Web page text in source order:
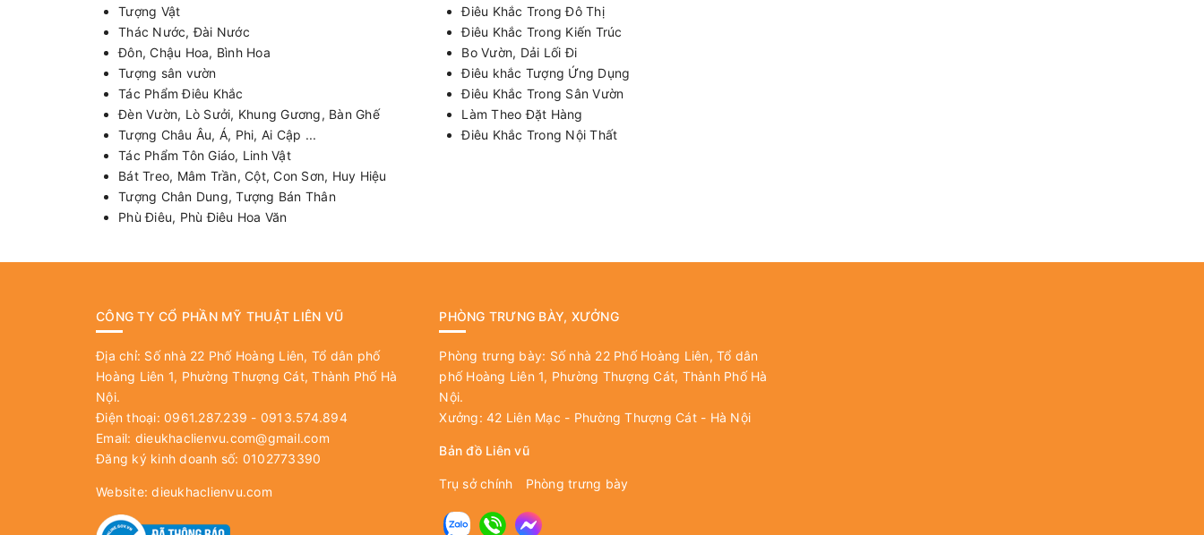
Tượng Vật
Thác Nước, Đài Nước
Đôn, Chậu Hoa, Bình Hoa
Tượng sân vườn
Tác Phẩm Điêu Khắc
Đèn Vườn, Lò Sưởi, Khung Gương, Bàn Ghế
Tượng Châu Âu, Á, Phi, Ai Cập ...
Tác Phẩm Tôn Giáo, Linh Vật
Bát Treo, Mâm Trần, Cột, Con Sơn, Huy Hiệu
Tượng Chân Dung, Tượng Bán Thân
Phù Điêu, Phù Điêu Hoa Văn
Điêu Khắc Trong Đô Thị
Điêu Khắc Trong Kiến Trúc
Bo Vườn, Dải Lối Đi
Điêu khắc Tượng Ứng Dụng
Điêu Khắc Trong Sân Vườn
Làm Theo Đặt Hàng
Điêu Khắc Trong Nội Thất
CÔNG TY CỔ PHẦN MỸ THUẬT LIÊN VŨ
Địa chỉ: Số nhà 22 Phố Hoàng Liên, Tổ dân phố
Hoàng Liên 1, Phường Thượng Cát, Thành Phố Hà
Nội.
Điện thoại: 0961.287.239 - 0913.574.894
Email: dieukhaclienvu.com@gmail.com
Đăng ký kinh doanh số: 0102773390
Website:dieukhaclienvu.com
PHÒNG TRƯNG BÀY, XƯỞNG
Phòng trưng bày: Số nhà 22 Phố Hoàng Liên, Tổ dân
phố Hoàng Liên 1, Phường Thượng Cát, Thành Phố Hà
Nội.
Xưởng: 42 Liên Mạc - Phường Thượng Cát - Hà Nội
Bản đồ Liên vũ
Trụ sở chính Phòng trưng bày